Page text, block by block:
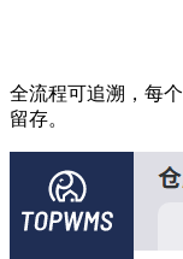
全流程可追溯，每个
留存。